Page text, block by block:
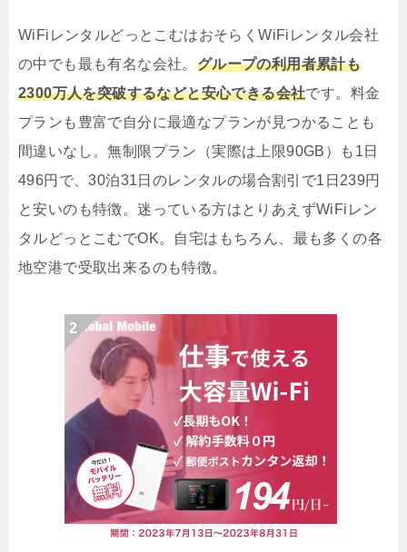
WiFiレンタルどっとこむはおそらくWiFiレンタル会社
の中でも最も有名な会社。 グループの利用者累計も
2300万人を突破するなどと安心できる会社です。料金
プランも豊富で自分に最適なプランが見つかることも
間違いなし。無制限プラン（実際は上限90GB）も1日
496円で、30泊31日のレンタルの場合割引で1日239円
と安いのも特徴。迷っている方はとりあえずWiFiレン
タルどっとこむでOK。自宅はもちろん、最も多くの各
地空港で受取出来るのも特徴。